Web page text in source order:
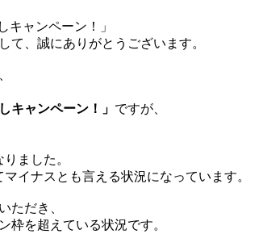
キャンペーン！」
て、誠にありがとうございます。
キャンペーン！」 ですが、
ました。
イナスとも言える状況になっています。
ただき、
枠を超えている状況です。